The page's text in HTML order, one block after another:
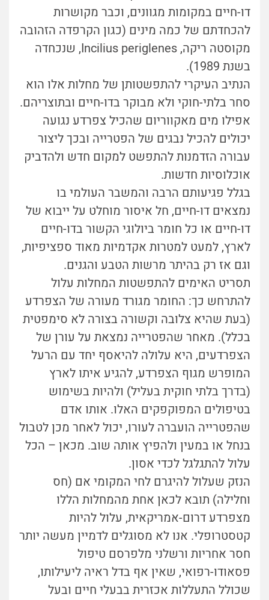
דו-חיים במקומות מגוונים, וכבר מקושרות
להכחדתם של כמה מינים (כגון הקרפדה הזהובה
מקוסטה ריקה, Incilius periglenes, שנכחדה
בשנת 1989).
הנתיב העיקרי להתפשטותן של מחלות אלו הוא
סחר בלתי-חוקי ולא מבוקר בדו-חיים ובתוצריהם.
אפילו מים מאקווריום שהכיל צפרדע נגועה
יכולים להכיל נבגים של הפטרייה ובכך ליצור
עבורה הזדמנות להתפשט למקום חדש ולהדביק
אוכלוסיות חדשות.
בגלל פגיעותם הרבה והמשבר העולמי בו
נמצאים דו-חיים, חל איסור מוחלט על ייבוא של
דו-חיים או כל חומר ביולוגי הקשור בדו-חיים
לארץ, למעט למטרות אקדמיות מאוד ספציפיות,
וגם אז רק בהיתר מרשות הטבע והגנים.
תסריט האימים להתפשטות המחלות עלול
להתרחש כך: החומר מגורד מעורה של הצפרדע
(בעת שהיא צלובה וקשורה בצורה לא סימפטית
בכלל). מאחר שהפטרייה נמצאת על עורן של
הצפרדעים, היא עלולה להיאסף יחד עם הרעל
המופרש מגוף הצפרדע, להגיע איתו לארץ
(בדרך בלתי חוקית בעליל) ולהיות בשימוש
בטיפולים המפוקפקים האלו. אותו אדם
שהפטרייה הועברה לעורו, יכול לאחר מכן לטבול
בנחל או במעין ולהפיץ אותה שוב. מכאן – הכל
עלול להתגלגל לכדי אסון.
הנזק שעלול להיגרם לחי המקומי אם (חס
וחלילה) תובא לכאן אחת מהמחלות הללו
מצפרדע דרום-אמריקאית, עלול להיות
קטסטרופלי. אנו לא מסוגלים לדמיין מעשה יותר
חסר אחריות ורשלני מלפרסם טיפול
פסאודו-רפואי, שאין אף בדל ראיה ליעילותו,
שכולל התעללות אכזרית בבעלי חיים ובעל